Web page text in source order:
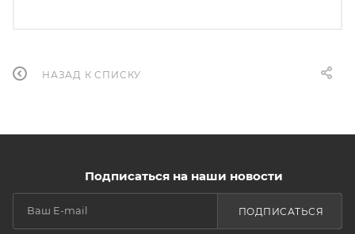
НАЗАД К СПИСКУ
Подписаться на наши новости
ПОДПИСАТЬСЯ